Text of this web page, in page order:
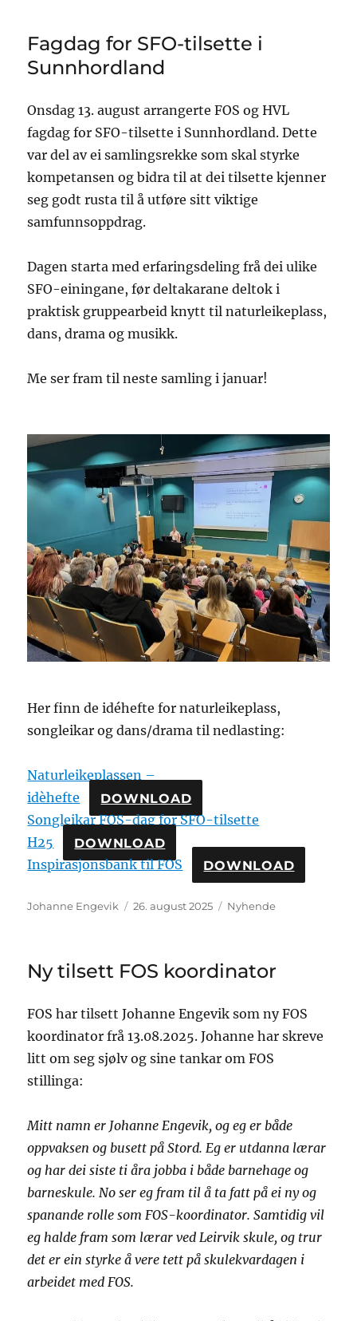
Fagdag for SFO-tilsette i
Sunnhordland
Onsdag 13. august arrangerte FOS og HVL
fagdag for SFO-tilsette i Sunnhordland. Dette
var del av ei samlingsrekke som skal styrke
kompetansen og bidra til at dei tilsette kjenner
seg godt rusta til å utføre sitt viktige
samfunnsoppdrag.
Dagen starta med erfaringsdeling frå dei ulike
SFO-einingane, før deltakarane deltok i
praktisk gruppearbeid knytt til naturleikeplass,
dans, drama og musikk.
Me ser fram til neste samling i januar!
Her finn de idéhefte for naturleikeplass,
songleikar og dans/drama til nedlasting:
Naturleikeplassen –
idèhefte
DOWNLOAD
Songleikar FOS-dag for SFO-tilsette
H25
DOWNLOAD
Inspirasjonsbank til FOS DOWNLOAD
Johanne Engevik 26. august 2025 Nyhende
Ny tilsett FOS koordinator
FOS har tilsett Johanne Engevik som ny FOS
koordinator frå 13.08.2025. Johanne har skreve
litt om seg sjølv og sine tankar om FOS
stillinga:
Mitt namn er Johanne Engevik, og eg er både
oppvaksen og busett på Stord. Eg er utdanna lærar
og har dei siste ti åra jobba i både barnehage og
barneskule. No ser eg fram til å ta fatt på ei ny og
spanande rolle som FOS-koordinator. Samtidig vil
eg halde fram som lærar ved Leirvik skule, og trur
det er ein styrke å vere tett på skulekvardagen i
arbeidet med FOS.